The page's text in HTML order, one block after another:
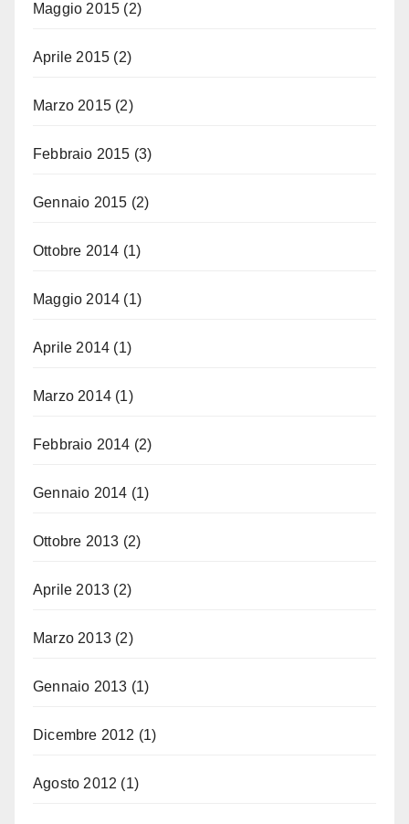
Maggio 2015 (2)
Aprile 2015 (2)
Marzo 2015 (2)
Febbraio 2015 (3)
Gennaio 2015 (2)
Ottobre 2014 (1)
Maggio 2014 (1)
Aprile 2014 (1)
Marzo 2014 (1)
Febbraio 2014 (2)
Gennaio 2014 (1)
Ottobre 2013 (2)
Aprile 2013 (2)
Marzo 2013 (2)
Gennaio 2013 (1)
Dicembre 2012 (1)
Agosto 2012 (1)